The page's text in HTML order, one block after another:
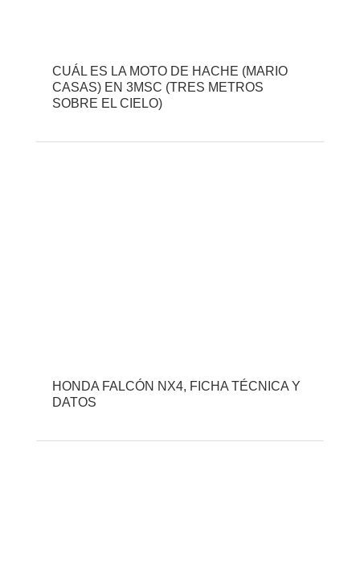
CUÁL ES LA MOTO DE HACHE (MARIO
CASAS) EN 3MSC (TRES METROS
SOBRE EL CIELO)
HONDA FALCÓN NX4, FICHA TÉCNICA Y
DATOS